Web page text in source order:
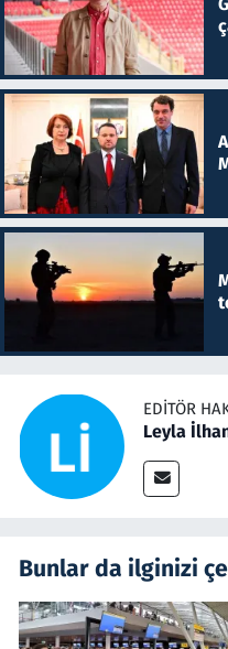
EDITÖR
Leyla
Bunlar da ilginizi